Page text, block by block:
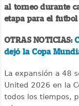
al torneo durante
etapa para el
OTRAS NOTICIAS:
dejó la Copa
La expansión a 48
United 2026 en la
todos los tiempos,